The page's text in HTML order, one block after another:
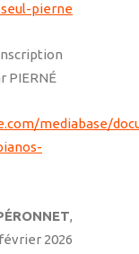
pierne
PIERNÉ
mediabase/
,
2026